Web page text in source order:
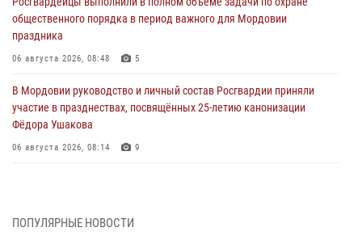
общественного порядка в период важного для Мордовии
праздника
06 августа 2026, 08:48 5
В Мордовии руководство и личный состав Росгвардии приняли
участие в празднествах, посвящённых 25-летию канонизации
Фёдора Ушакова
06 августа 2026, 08:14 9
06 августа 2026, 07:03
ПОПУЛЯРНЫЕ НОВОСТИ